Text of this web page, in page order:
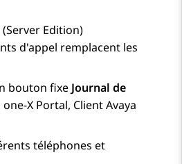
Edition)
d'appel remplacent les
bouton fixe Journal de
one-X Portal, ClientAvaya
téléphones et